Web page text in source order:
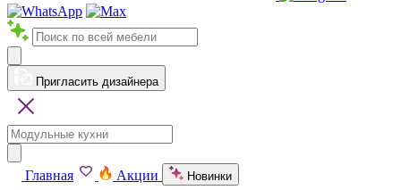
Пригласить дизайнера
Главная Акции Новинки